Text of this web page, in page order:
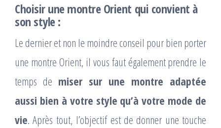
Choisir une montre Orient qui convient à
son style :
Le dernier et non le moindre conseil pour bien porter
une montre Orient, il vous faut également prendre le
temps de miser sur une montre adaptée
aussi bien à votre style qu’à votre mode de
vie. Après tout, l’objectif est de donner une touche